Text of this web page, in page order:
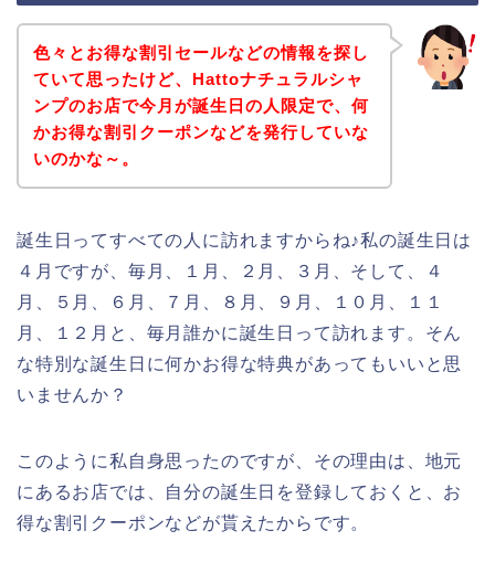
色々とお得な割引セールなどの情報を探し
ていて思ったけど、Hattoナチュラルシャ
ンプのお店で今月が誕生日の人限定で、何
かお得な割引クーポンなどを発行していな
いのかな～。
誕生日ってすべての人に訪れますからね♪私の誕生日は
４月ですが、毎月、１月、２月、３月、そして、４
月、５月、６月、７月、８月、９月、１０月、１１
月、１２月と、毎月誰かに誕生日って訪れます。そん
な特別な誕生日に何かお得な特典があってもいいと思
いませんか？
このように私自身思ったのですが、その理由は、地元
にあるお店では、自分の誕生日を登録しておくと、お
得な割引クーポンなどが貰えたからです。